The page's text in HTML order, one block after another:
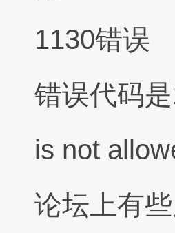
1130错误
错误代码
is not
论坛上有